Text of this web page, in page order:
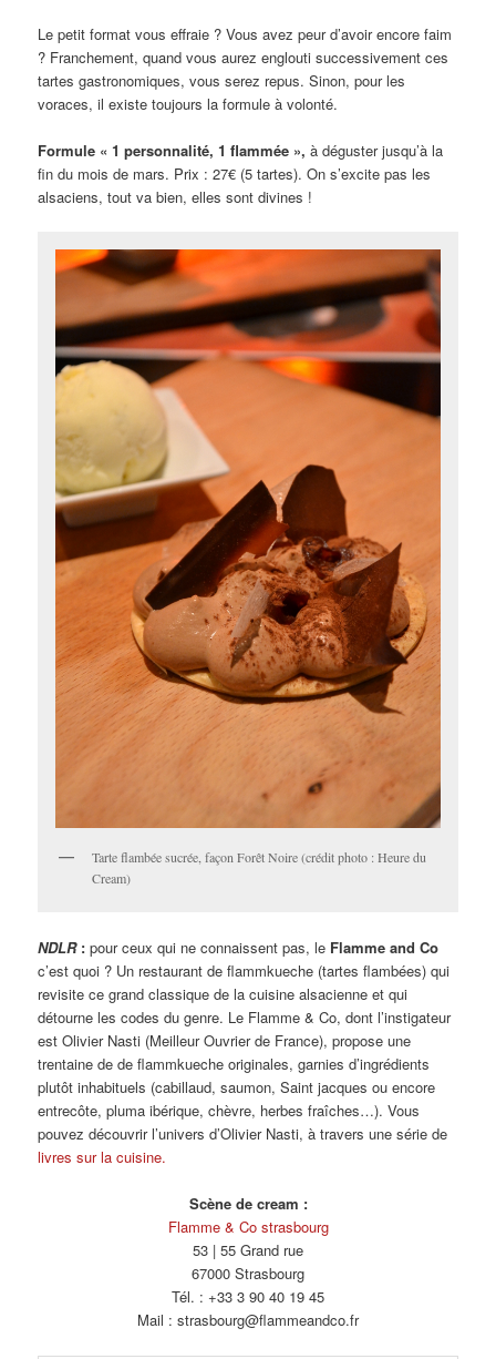
Le petit format vous effraie ? Vous avez peur d’avoir encore faim
? Franchement, quand vous aurez englouti successivement ces
tartes gastronomiques, vous serez repus. Sinon, pour les
voraces, il existe toujours la formule à volonté.
Formule « 1 personnalité, 1 flammée », à déguster jusqu’à la
fin du mois de mars. Prix : 27€ (5 tartes). On s’excite pas les
alsaciens, tout va bien, elles sont divines !
Tarte flambée sucrée, façon Forêt Noire (crédit photo : Heure du
Cream)
NDLR: pour ceux qui ne connaissent pas, le Flamme and Co
c’est quoi ? Un restaurant de flammkueche (tartes flambées) qui
revisite ce grand classique de la cuisine alsacienne et qui
détourne les codes du genre. Le Flamme & Co, dont l’instigateur
est Olivier Nasti (Meilleur Ouvrier de France), propose une
trentaine de de flammkueche originales, garnies d’ingrédients
plutôt inhabituels (cabillaud, saumon, Saint jacques ou encore
entrecôte, pluma ibérique, chèvre, herbes fraîches…). Vous
pouvez découvrir l’univers d’Olivier Nasti, à travers une série de
livres sur la cuisine.
Scène de cream :
Flamme & Co strasbourg
53 | 55 Grand rue
67000 Strasbourg
Tél. : +33 3 90 40 19 45
Mail : strasbourg@flammeandco.fr